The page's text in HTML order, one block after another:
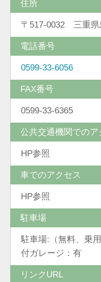
住所
〒517-0032 三重県
電話番号
0599-33-6056
FAX番号
0599-33-6365
公共交通機関でのア
HP参照
車でのアクセス
HP参照
駐車場
駐車場:（無料、乗
付ガレージ：有
リンクURL